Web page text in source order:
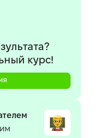
курс!